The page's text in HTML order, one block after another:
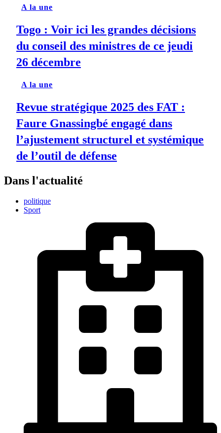
A la une
Togo : Voir ici les grandes décisions
du conseil des ministres de ce jeudi
26 décembre
A la une
Revue stratégique 2025 des FAT :
Faure Gnassingbé engagé dans
l’ajustement structurel et systémique
de l’outil de défense
Dans l'actualité
politique
Sport